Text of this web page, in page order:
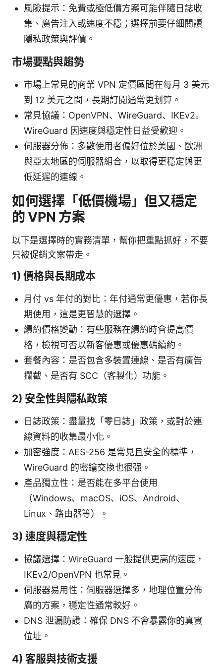
風險提示：免費或極低價方案可能伴隨日誌收
集、廣告注入或速度不穩；選擇前要仔細閱讀
隱私政策與評價。
市場要點與趨勢
市場上常見的商業 VPN 定價區間在每月 3 美元
到 12 美元之間，長期訂閱通常更划算。
常見協議：OpenVPN、WireGuard、IKEv2。
WireGuard 因速度與穩定性日益受歡迎。
伺服器分佈：多數使用者偏好位於美國、歐洲
與亞太地區的伺服器組合，以取得更穩定與更
低延遲的連線。
如何選擇「低價機場」但又穩定
的 VPN 方案
以下是選擇時的實務清單，幫你把重點抓好，不要
只被促銷文案帶走。
1) 價格與長期成本
月付 vs 年付的對比：年付通常更優惠，若你長
期使用，這是更智慧的選擇。
續約價格變動：有些服務在續約時會提高價
格，檢視可否以新客優惠或優惠碼續約。
套餐內容：是否包含多裝置連線、是否有廣告
攔截、是否有 SCC（客製化）功能。
2) 安全性與隱私政策
日誌政策：盡量找「零日誌」政策，或對於連
線資料的收集最小化。
加密強度：AES-256 是常見且安全的標準，
WireGuard 的密鑰交換也很强。
產品獨立性：是否能在多平台使用
（Windows、macOS、iOS、Android、
Linux、路由器等）。
3) 速度與穩定性
協議選擇：WireGuard 一般提供更高的速度，
IKEv2/OpenVPN 也常見。
伺服器易用性：伺服器選擇多，地理位置分佈
廣的方案，穩定性通常較好。
DNS 泄漏防護：確保 DNS 不會暴露你的真實
位址。
4) 客服與技術支援